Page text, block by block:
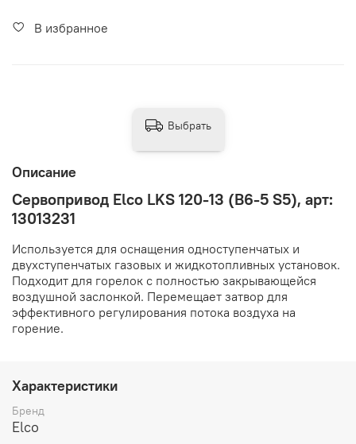
В избранное
Описание
Сервопривод Elco LKS 120-13 (B6-5 S5), арт:
13013231
Используется для оснащения одноступенчатых и
двухступенчатых газовых и жидкотопливных установок.
Подходит для горелок с полностью закрывающейся
воздушной заслонкой. Перемещает затвор для
эффективного регулирования потока воздуха на
горение.
Характеристики
Бренд
Elco
Выбрать